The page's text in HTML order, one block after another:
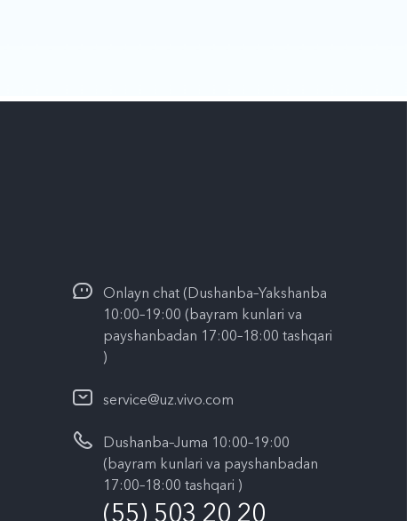
Onlayn chat (Dushanba–Yakshanba
10:00–19:00 (bayram kunlari va
payshanbadan 17:00–18:00 tashqari
)
service@uz.vivo.com
Dushanba–Juma 10:00–19:00
(bayram kunlari va payshanbadan
17:00–18:00 tashqari )
(55) 503 20 20